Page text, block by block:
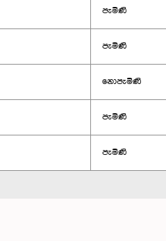
පැමිණි
පැමිණි
නොපැමිණි
පැමිණි
පැමිණි